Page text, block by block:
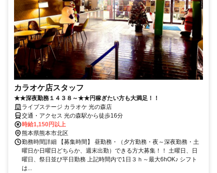
カラオケ店スタッフ
★★深夜勤務１４３８～★★円稼ぎたい方も大満足！！
ライブステージ カラオケ 光の森店
交通・アクセス 光の森駅から徒歩16分
時給1,150円以上
熊本県熊本市北区
勤務時間詳細 【募集時間】 昼勤務・（夕方勤務・夜～深夜勤務・土
曜日か日曜日どちらか、週末出勤）できる方大募集！！ 土曜日、日
曜日、祭日並び平日勤務 上記時間内で1日３ｈ～最大6hOK♪ シフト
は...